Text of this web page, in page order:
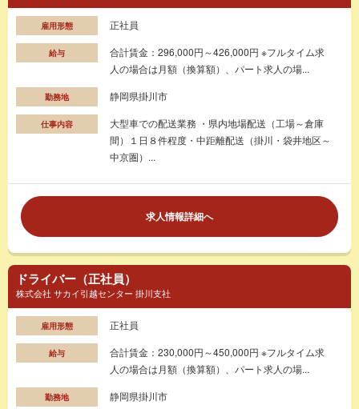
雇用形態 正社員
給与
合計賃金：296,000円～426,000円 ※フルタイム求
人の場合は月額（換算額）、パート求人の場...
勤務地 静岡県掛川市
仕事内容
大型車での配送業務 ・県内地場配送（工場～倉庫
間）１日８件程度・中距離配送（掛川・袋井地区～
中京圏）...
求人情報詳細へ
ドライバー（正社員）
株式会社 サカイ引越センター 掛川支社
雇用形態 正社員
給与
合計賃金：230,000円～450,000円 ※フルタイム求
人の場合は月額（換算額）、パート求人の場...
勤務地 静岡県掛川市